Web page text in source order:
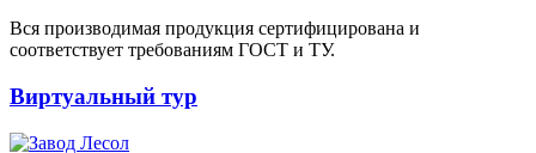
Вся производимая продукция сертифицирована и
соответствует требованиям ГОСТ и ТУ.
Виртуальный тур